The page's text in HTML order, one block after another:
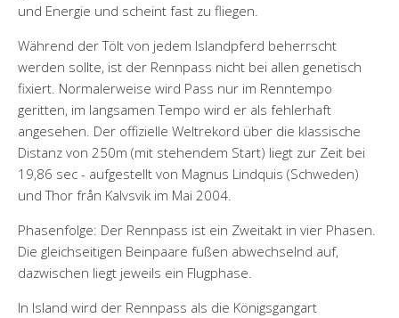
und Energie und scheint fast zu fliegen.
Während der Tölt von jedem Islandpferd beherrscht
werden sollte, ist der Rennpass nicht bei allen genetisch
fixiert. Normalerweise wird Pass nur im Renntempo
geritten, im langsamen Tempo wird er als fehlerhaft
angesehen. Der offizielle Weltrekord über die klassische
Distanz von 250m (mit stehendem Start) liegt zur Zeit bei
19,86 sec - aufgestellt von Magnus Lindquis (Schweden)
und Thor från Kalvsvik im Mai 2004.
Phasenfolge: Der Rennpass ist ein Zweitakt in vier Phasen.
Die gleichseitigen Beinpaare fußen abwechselnd auf,
dazwischen liegt jeweils ein Flugphase.
In Island wird der Rennpass als die Königsgangart